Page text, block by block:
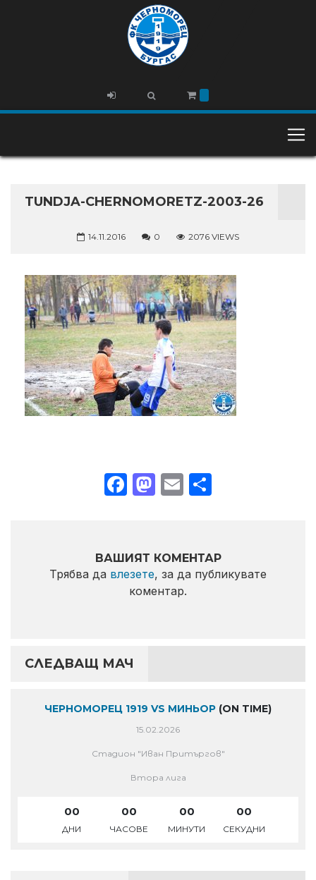
TUNDJA-CHERNOMORETZ-2003-26
14.11.2016 0 2076 VIEWS
Facebook
Mastodon
Email
ВАШИЯТ КОМЕНТАР
Трябва да влезете, за да публикувате
коментар.
СЛЕДВАЩ МАЧ
ЧЕРНОМОРЕЦ 1919 VS МИНЬОР (ON TIME)
15.02.2026
Стадион "Иван Притъргов"
Втора лига
00
ДНИ
00
ЧАСОВЕ
00
МИНУТИ
00
СЕКУДНИ